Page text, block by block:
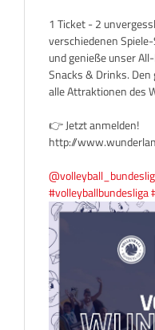
1 Ticket - 2
verschiedenen
und genieße unser
Snacks & Drinks. Den
alle Attraktionen des
👉 Jetzt anmelden!
http://
#volleyballbundesliga